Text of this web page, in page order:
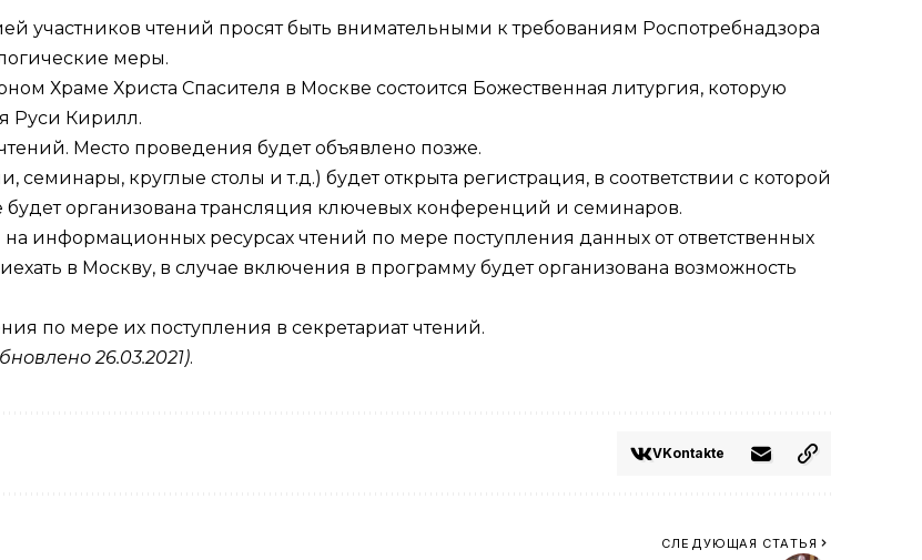
участников чтений просят быть внимательными к требованиям Роспотребнадзора
меры.
Храме Христа Спасителя в Москве состоится Божественная литургия, которую
Руси Кирилл.
Место проведения будет объявлено позже.
круглые столы и т.д.) будет открыта регистрация, в соответствии с которой
будет организована трансляция ключевых конференций и семинаров.
информационных ресурсах чтений по мере поступления данных от ответственных
в Москву, в случае включения в программу будет организована возможность
по мере их поступления в секретариат чтений.
26.03.2021).
VKontakte
СЛЕДУЮЩАЯ СТАТЬЯ